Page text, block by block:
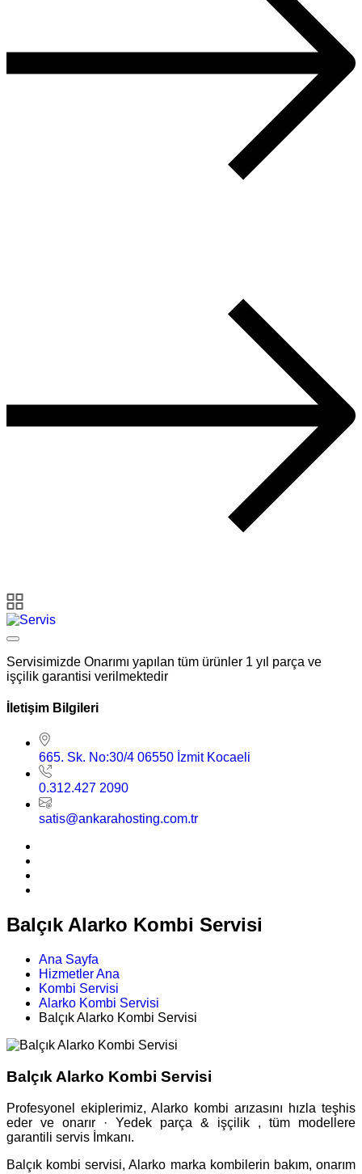
Servisimizde Onarımı yapılan tüm ürünler 1 yıl parça ve
işçilik garantisi verilmektedir
İletişim Bilgileri
665. Sk. No:30/4 06550 İzmit Kocaeli
0.312.427 2090
satis@ankarahosting.com.tr
Balçık Alarko Kombi Servisi
Ana Sayfa
Hizmetler Ana
Kombi Servisi
Alarko Kombi Servisi
Balçık Alarko Kombi Servisi
Balçık Alarko Kombi Servisi
Profesyonel ekiplerimiz, Alarko kombi arızasını hızla teşhis
eder ve onarır · Yedek parça & işçilik , tüm modellere
garantili servis İmkanı.
Balçık kombi servisi, Alarko marka kombilerin bakım, onarım